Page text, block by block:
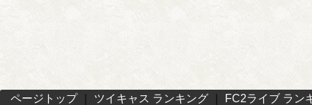
ページトップ｜ ツイキャス ランキング FC2ライブ ラン